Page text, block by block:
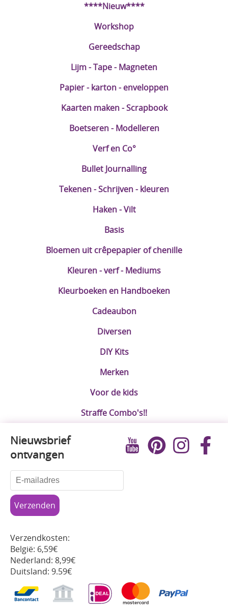
****Nieuw****
Workshop
Gereedschap
Lijm - Tape - Magneten
Papier - karton - enveloppen
Kaarten maken - Scrapbook
Boetseren - Modelleren
Verf en Co°
Bullet Journalling
Tekenen - Schrijven - kleuren
Haken - Vilt
Basis
Bloemen uit crêpepapier of chenille
Kleuren - verf - Mediums
Kleurboeken en Handboeken
Cadeaubon
Diversen
DIY Kits
Merken
Voor de kids
Straffe Combo's!!
Nieuwsbrief
ontvangen
Verzendkosten:
België: 6,59€
Nederland: 8,99€
Duitsland: 9.59€